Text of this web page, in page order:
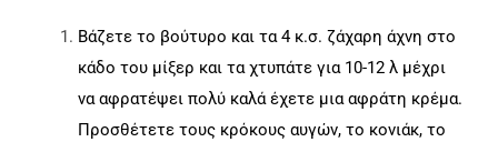
Βάζετε το βούτυρο και τα 4 κ.σ. ζάχαρη άχνη στο
κάδο του μίξερ και τα χτυπάτε για 10-12 λ μέχρι
να αφρατέψει πολύ καλά έχετε μια αφράτη κρέμα.
Προσθέτετε τους κρόκους αυγών, το κονιάκ, το